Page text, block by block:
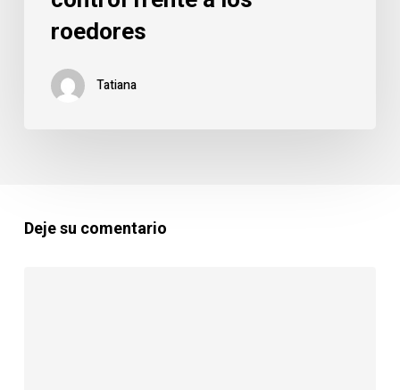
roedores
Tatiana
Deje su comentario